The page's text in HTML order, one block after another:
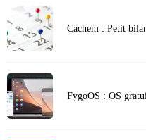
Cachem : Petit
FygoOS : OS